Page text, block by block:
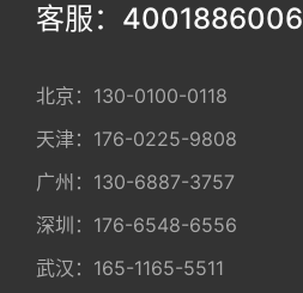
客服：4001886006
北京： 130-0100-0118
天津： 176-0225-9808
广州： 130-6887-3757
深圳： 176-6548-6556
武汉： 165-1165-5511